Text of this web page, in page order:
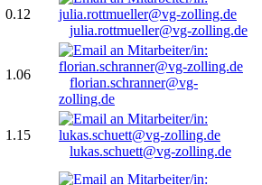
0.12
julia.rottmueller@vg-zolling.de
1.06
florian.schranner@vg-
zolling.de
1.15
lukas.schuett@vg-zolling.de